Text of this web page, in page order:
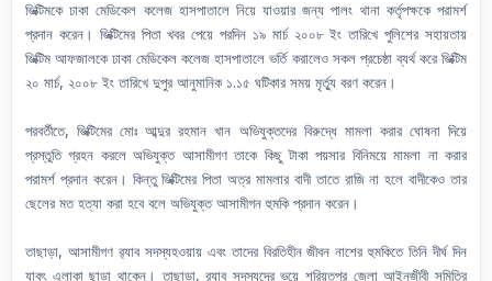
ভিক্টিমকে ঢাকা মেডিকেল কলেজ হাসপাতালে নিয়ে যাওয়ার জন্য পালং থানা কর্তৃপক্ষকে পরামর্শ
প্রদান করেন। ভিক্টিমের পিতা খবর পেয়ে পরদিন ১৯ মার্চ ২০০৮ ইং তারিখে পুলিশের সহায়তায়
ভিক্টিম আফজালকে ঢাকা মেডিকেল কলেজ হাসপাতালে ভর্তি করালেও সকল প্রচেষ্ঠা ব্যর্থ করে ভিক্টিম
২০ মার্চ, ২০০৮ ইং তারিখে দুপুর আনুমানিক ১.১৫ ঘটিকার সময় মৃর্ত্যু বরণ করেন।
পরবর্তীতে, ভিক্টিমের মোঃ আব্দুর রহমান খান অভিযুক্তদের বিরুদ্ধে মামলা করার ঘোষনা দিয়ে
প্রস্তুতি গ্রহন করলে অভিযুক্ত আসামীগণ তাকে কিছু টাকা পয়সার বিনিময়ে মামলা না করার
পরামর্শ প্রদান করেন। কিন্তু ভিক্টিমের পিতা অত্র মামলার বাদী তাতে রাজি না হলে বাদীকেও তার
ছেলের মত হত্যা করা হবে বলে অভিযুক্ত আসামীগন হুমকি প্রদান করেন।
তাছাড়া, আসামীগণ র‌্যাব সদস্যহওয়ায় এবং তাদের বিরতিহীন জীবন নাশের হুমকিতে তিনি দীর্ঘ দিন
যাবৎ এলাকা ছাড়া থাকেন। তাছাড়া, র‌্যাব সদস্যদের ভয়ে শরিয়তপুর জেলা আইনজীবী সমিতির